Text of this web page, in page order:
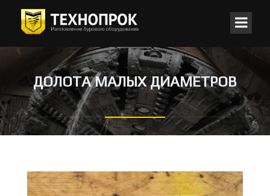
ДОЛОТА МАЛЫХ ДИАМЕТРОВ